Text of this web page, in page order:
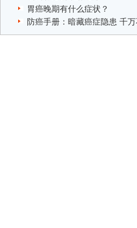
胃癌晚期有什么症状？
防癌手册：暗藏癌症隐患 千